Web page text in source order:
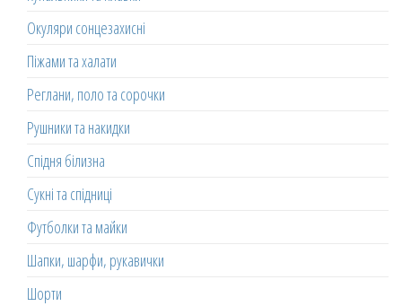
Окуляри сонцезахисні
Піжами та халати
Реглани, поло та сорочки
Рушники та накидки
Спідня білизна
Сукні та спідниці
Футболки та майки
Шапки, шарфи, рукавички
Шорти